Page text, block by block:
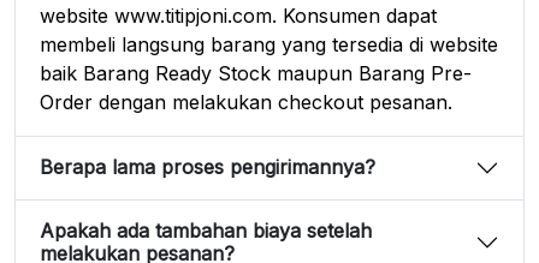
website www.titipjoni.com. Konsumen dapat
membeli langsung barang yang tersedia di website
baik Barang Ready Stock maupun Barang Pre-
Order dengan melakukan checkout pesanan.
Berapa lama proses pengirimannya?
Apakah ada tambahan biaya setelah
melakukan pesanan?